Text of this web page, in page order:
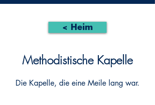
< Heim
Methodistische Kapelle
Die Kapelle, die eine Meile lang war.